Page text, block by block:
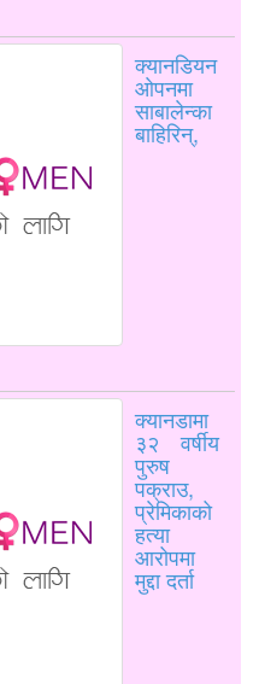
क्यानडियन
ओपनमा
साबालेन्का
बाहिरिन्,
क्यानडामा
३२ वर्षीय
पुरुष
पक्राउ,
प्रेमिकाको
हत्या
आरोपमा
मुद्दा दर्ता